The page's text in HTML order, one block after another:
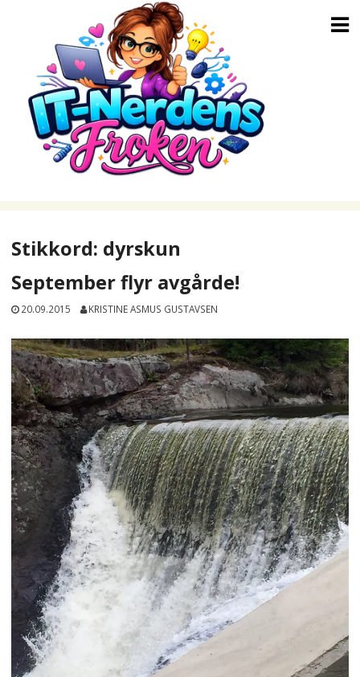
Stikkord: dyrskun
September flyr avgårde!
20.09.2015 KRISTINE ASMUS GUSTAVSEN